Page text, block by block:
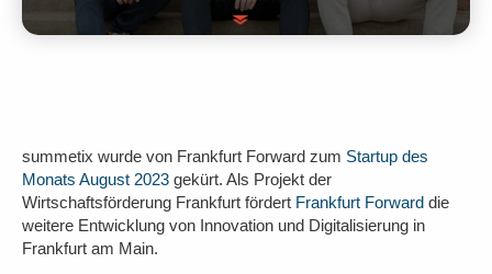
summetix wurde von Frankfurt Forward zum Startup des
Monats August 2023 gekürt. Als Projekt der
Wirtschaftsförderung Frankfurt fördert Frankfurt Forward die
weitere Entwicklung von Innovation und Digitalisierung in
Frankfurt am Main.